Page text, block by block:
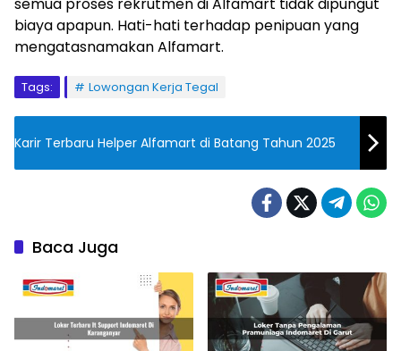
biaya apapun. Hati-hati terhadap penipuan yang
mengatasnamakan Alfamart.
Tags: Lowongan Kerja Tegal
Karir Terbaru Helper Alfamart di Batang Tahun 2025
Baca Juga